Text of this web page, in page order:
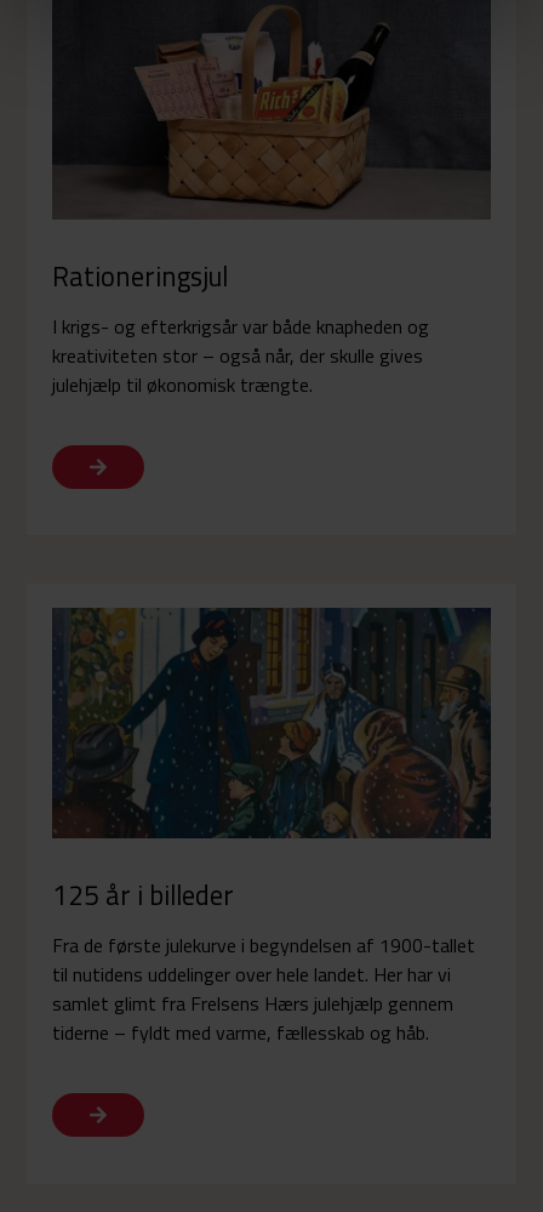
Rationeringsjul
I krigs- og efterkrigsår var både knapheden og
kreativiteten stor – også når, der skulle gives
julehjælp til økonomisk trængte.
125 år i billeder
Fra de første julekurve i begyndelsen af 1900-tallet
til nutidens uddelinger over hele landet. Her har vi
samlet glimt fra Frelsens Hærs julehjælp gennem
tiderne – fyldt med varme, fællesskab og håb.